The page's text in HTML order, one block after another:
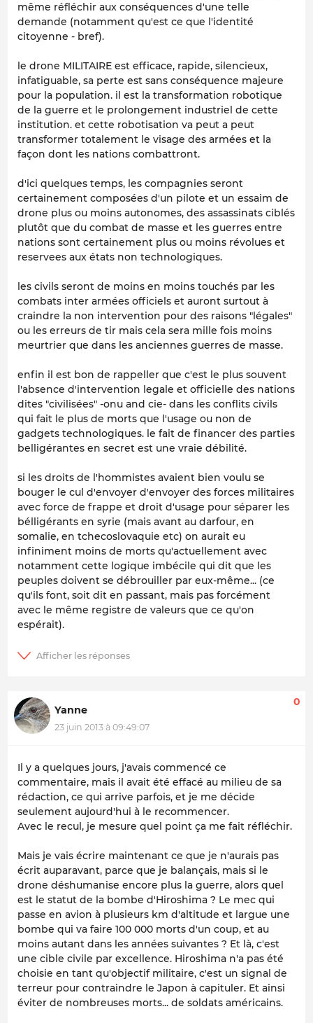
même réfléchir aux conséquences d'une telle
demande (notamment qu'est ce que l'identité
citoyenne - bref).
le drone MILITAIRE est efficace, rapide, silencieux,
infatiguable, sa perte est sans conséquence majeure
pour la population. il est la transformation robotique
de la guerre et le prolongement industriel de cette
institution. et cette robotisation va peut a peut
transformer totalement le visage des armées et la
façon dont les nations combattront.
d'ici quelques temps, les compagnies seront
certainement composées d'un pilote et un essaim de
drone plus ou moins autonomes, des assassinats ciblés
plutôt que du combat de masse et les guerres entre
nations sont certainement plus ou moins révolues et
reservees aux états non technologiques.
les civils seront de moins en moins touchés par les
combats inter armées officiels et auront surtout à
craindre la non intervention pour des raisons "légales"
ou les erreurs de tir mais cela sera mille fois moins
meurtrier que dans les anciennes guerres de masse.
enfin il est bon de rappeller que c'est le plus souvent
l'absence d'intervention legale et officielle des nations
dites "civilisées" -onu and cie- dans les conflits civils
qui fait le plus de morts que l'usage ou non de
gadgets technologiques. le fait de financer des parties
belligérantes en secret est une vraie débilité.
si les droits de l'hommistes avaient bien voulu se
bouger le cul d'envoyer d'envoyer des forces militaires
avec force de frappe et droit d'usage pour séparer les
bélligérants en syrie (mais avant au darfour, en
somalie, en tchecoslovaquie etc) on aurait eu
infiniment moins de morts qu'actuellement avec
notamment cette logique imbécile qui dit que les
peuples doivent se débrouiller par eux-même... (ce
qu'ils font, soit dit en passant, mais pas forcément
avec le même registre de valeurs que ce qu'on
espérait).
Yanne
23 juin 2013 à 09:49:07
0
Il y a quelques jours, j'avais commencé ce
commentaire, mais il avait été effacé au milieu de sa
rédaction, ce qui arrive parfois, et je me décide
seulement aujourd'hui à le recommencer.
Avec le recul, je mesure quel point ça me fait réfléchir.
Mais je vais écrire maintenant ce que je n'aurais pas
écrit auparavant, parce que je balançais, mais si le
drone déshumanise encore plus la guerre, alors quel
est le statut de la bombe d'Hiroshima ? Le mec qui
passe en avion à plusieurs km d'altitude et largue une
bombe qui va faire 100 000 morts d'un coup, et au
moins autant dans les années suivantes ? Et là, c'est
une cible civile par excellence. Hiroshima n'a pas été
choisie en tant qu'objectif militaire, c'est un signal de
terreur pour contraindre le Japon à capituler. Et ainsi
éviter de nombreuses morts... de soldats américains.